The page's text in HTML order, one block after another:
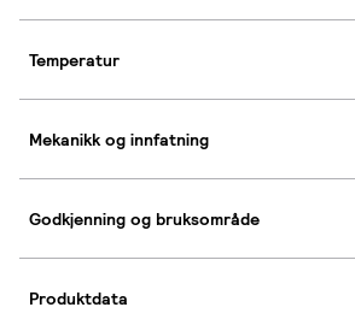
Temperatur
Mekanikk og innfatning
Godkjenning og bruksområde
Produktdata